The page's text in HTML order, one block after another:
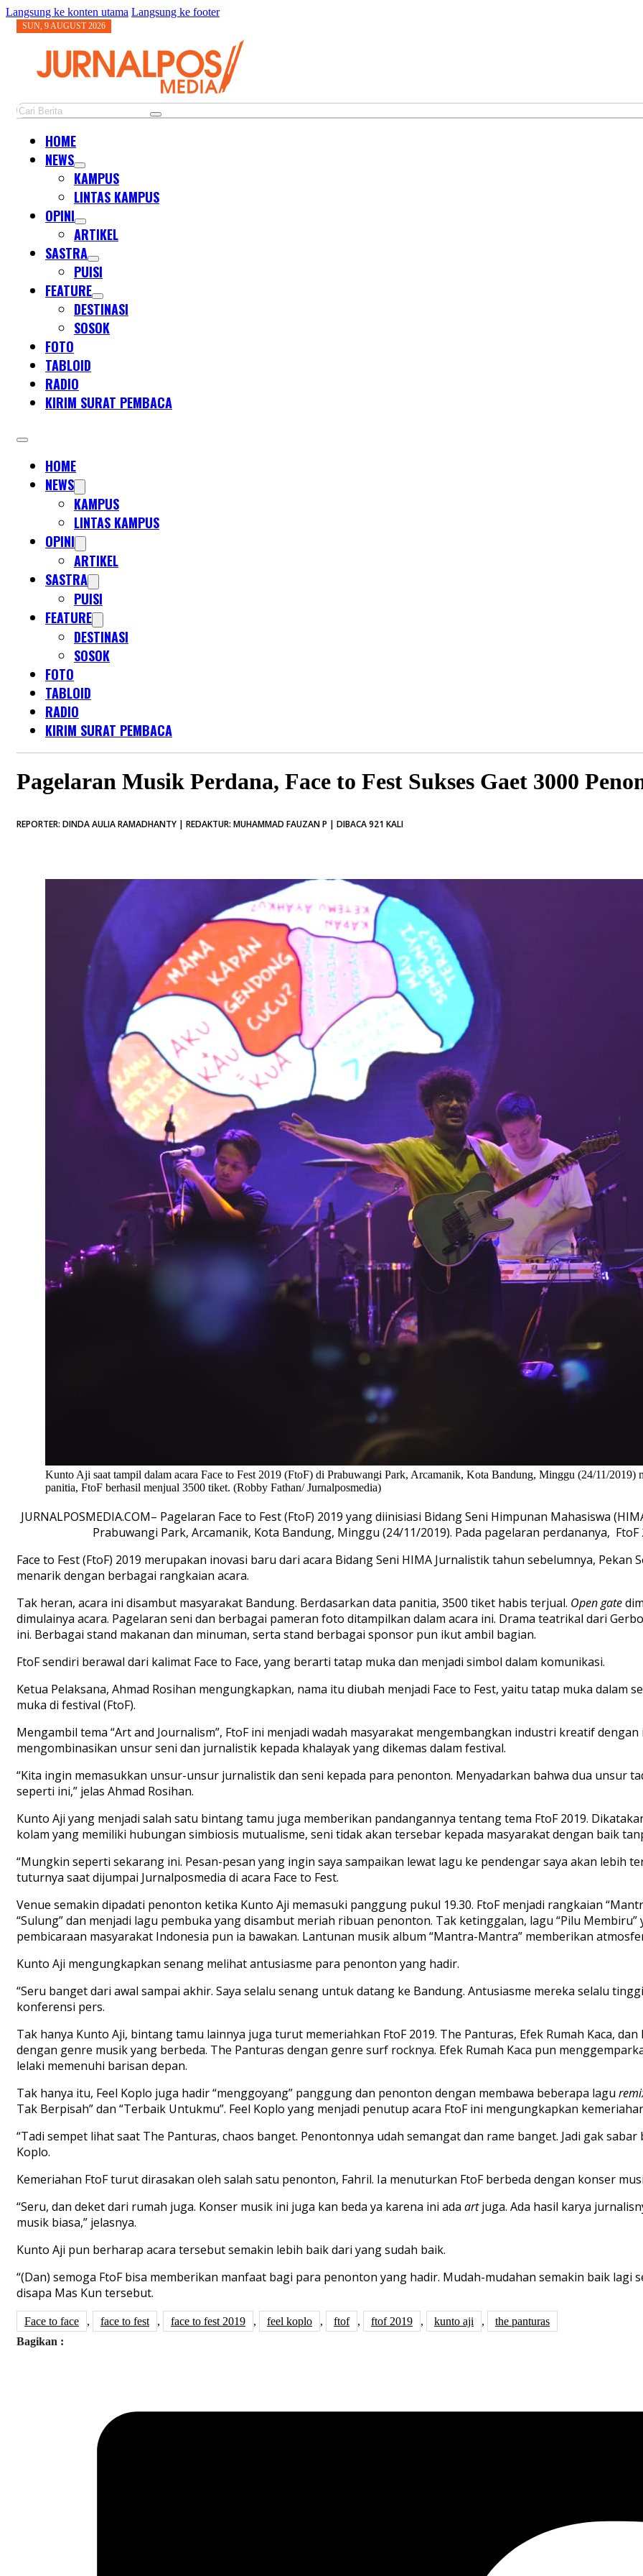
Langsung ke konten utama Langsung ke footer
SUN, 9 AUGUST 2026
Cari
HOME
NEWS
KAMPUS
LINTAS KAMPUS
OPINI
ARTIKEL
SASTRA
PUISI
FEATURE
DESTINASI
SOSOK
FOTO
TABLOID
RADIO
KIRIM SURAT PEMBACA
HOME
NEWS
KAMPUS
LINTAS KAMPUS
OPINI
ARTIKEL
SASTRA
PUISI
FEATURE
DESTINASI
SOSOK
FOTO
TABLOID
RADIO
KIRIM SURAT PEMBACA
Pagelaran Musik Perdana, Face to Fest Sukses Gaet 3000
REPORTER: DINDA AULIA RAMADHANTY | REDAKTUR: MUHAMMAD FAUZAN P | DIBACA 921 KALI
Kunto Aji saat tampil dalam acara Face to Fest 2019 (FtoF) di Prabuwangi Park, Arcamanik, Kota Bandung, Minggu (24/11/2019)
panitia, FtoF berhasil menjual 3500 tiket. (Robby Fathan/ Jurnalposmedia)
JURNALPOSMEDIA.COM– Pagelaran Face to Fest (FtoF) 2019 yang diinisiasi Bidang Seni Himpunan Mahasiswa
Prabuwangi Park, Arcamanik, Kota Bandung, Minggu (24/11/2019). Pada pagelaran perdananya,
Face to Fest (FtoF) 2019 merupakan inovasi baru dari acara Bidang Seni HIMA Jurnalistik tahun sebelumnya, Pekan
menarik dengan berbagai rangkaian acara.
Tak heran, acara ini disambut masyarakat Bandung. Berdasarkan data panitia, 3500 tiket habis terjual. Open gate
dimulainya acara. Pagelaran seni dan berbagai pameran foto ditampilkan dalam acara ini. Drama teatrikal dari
ini. Berbagai stand makanan dan minuman, serta stand berbagai sponsor pun ikut ambil bagian.
FtoF sendiri berawal dari kalimat Face to Face, yang berarti tatap muka dan menjadi simbol dalam komunikasi.
Ketua Pelaksana, Ahmad Rosihan mengungkapkan, nama itu diubah menjadi Face to Fest, yaitu tatap muka dalam
muka di festival (FtoF).
Mengambil tema “Art and Journalism”, FtoF ini menjadi wadah masyarakat mengembangkan industri kreatif
mengombinasikan unsur seni dan jurnalistik kepada khalayak yang dikemas dalam festival.
“Kita ingin memasukkan unsur-unsur jurnalistik dan seni kepada para penonton. Menyadarkan bahwa dua unsur
seperti ini,” jelas Ahmad Rosihan.
Kunto Aji yang menjadi salah satu bintang tamu juga memberikan pandangannya tentang tema FtoF 2019.
kolam yang memiliki hubungan simbiosis mutualisme, seni tidak akan tersebar kepada masyarakat dengan baik
“Mungkin seperti sekarang ini. Pesan-pesan yang ingin saya sampaikan lewat lagu ke pendengar saya akan lebih
tuturnya saat dijumpai Jurnalposmedia di acara Face to Fest.
Venue semakin dipadati penonton ketika Kunto Aji memasuki panggung pukul 19.30. FtoF menjadi rangkaian
“Sulung” dan menjadi lagu pembuka yang disambut meriah ribuan penonton. Tak ketinggalan, lagu “Pilu
pembicaraan masyarakat Indonesia pun ia bawakan. Lantunan musik album “Mantra-Mantra” memberikan
Kunto Aji mengungkapkan senang melihat antusiasme para penonton yang hadir.
“Seru banget dari awal sampai akhir. Saya selalu senang untuk datang ke Bandung. Antusiasme mereka selalu
konferensi pers.
Tak hanya Kunto Aji, bintang tamu lainnya juga turut memeriahkan FtoF 2019. The Panturas, Efek Rumah Kaca,
dengan genre musik yang berbeda. The Panturas dengan genre surf rocknya. Efek Rumah Kaca pun
lelaki memenuhi barisan depan.
Tak hanya itu, Feel Koplo juga hadir “menggoyang” panggung dan penonton dengan membawa beberapa lagu
Tak Berpisah” dan “Terbaik Untukmu”. Feel Koplo yang menjadi penutup acara FtoF ini mengungkapkan
“Tadi sempet lihat saat The Panturas, chaos banget. Penontonnya udah semangat dan rame banget. Jadi gak
Koplo.
Kemeriahan FtoF turut dirasakan oleh salah satu penonton, Fahril. Ia menuturkan FtoF berbeda dengan konser
“Seru, dan deket dari rumah juga. Konser musik ini juga kan beda ya karena ini ada artjuga. Ada hasil karya
musik biasa,” jelasnya.
Kunto Aji pun berharap acara tersebut semakin lebih baik dari yang sudah baik.
“(Dan) semoga FtoF bisa memberikan manfaat bagi para penonton yang hadir. Mudah-mudahan semakin baik lagi
disapa Mas Kun tersebut.
Face to face , face to fest , face to fest 2019 , feel koplo , ftof , ftof 2019 , kunto aji ,
the panturas
Bagikan :